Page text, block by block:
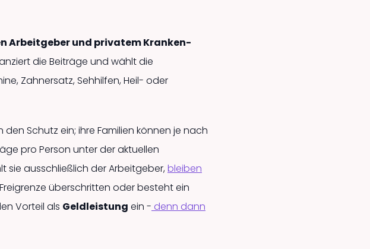
Arbeitgeber und privatem Kranken­
die Beiträge und wählt die
Zahnersatz, Sehhilfen, Heil- oder
den Schutz ein; ihre Familien können je nach
pro Person unter der aktuellen
sie ausschließlich der Arbeitgeber,bleiben
überschritten oder besteht ein
Vorteil als Geldleistung ein - denn dann